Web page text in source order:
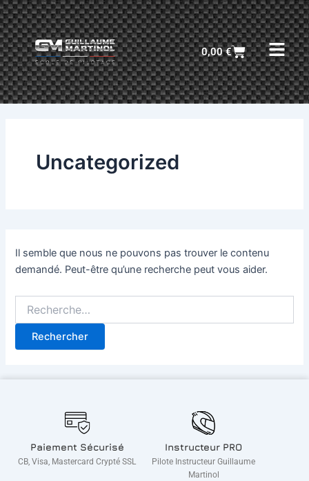
Aller
au
contenu
0,00€Cart
Uncategorized
Il semble que nous ne pouvons pas trouver le contenu
demandé. Peut-être qu’une recherche peut vous aider.
Rechercher :
Paiement Sécurisé
CB, Visa, Mastercard Crypté SSL
Instructeur PRO
Pilote Instructeur Guillaume
Martinol